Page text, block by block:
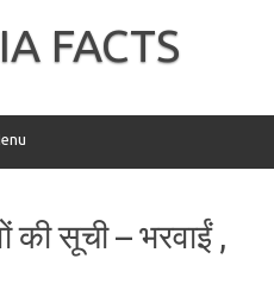
FACTS
की सूची – भरवाईं ,